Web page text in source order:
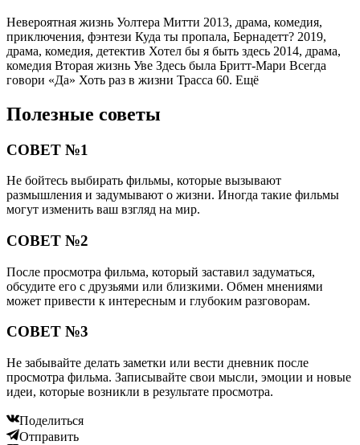
Невероятная жизнь Уолтера Митти 2013, драма, комедия,
приключения, фэнтези Куда ты пропала, Бернадетт? 2019,
драма, комедия, детектив Хотел бы я быть здесь 2014, драма,
комедия Вторая жизнь Уве Здесь была Бритт-Мари Всегда
говори «Да» Хоть раз в жизни Трасса 60. Ещё
Полезные советы
СОВЕТ №1
Не бойтесь выбирать фильмы, которые вызывают
размышления и задумывают о жизни. Иногда такие фильмы
могут изменить ваш взгляд на мир.
СОВЕТ №2
После просмотра фильма, который заставил задуматься,
обсудите его с друзьями или близкими. Обмен мнениями
может привести к интересным и глубоким разговорам.
СОВЕТ №3
Не забывайте делать заметки или вести дневник после
просмотра фильма. Записывайте свои мысли, эмоции и новые
идеи, которые возникли в результате просмотра.
Поделиться
Отправить